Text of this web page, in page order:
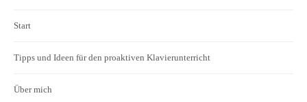
Start
Tipps und Ideen für den proaktiven Klavierunterricht
Über mich